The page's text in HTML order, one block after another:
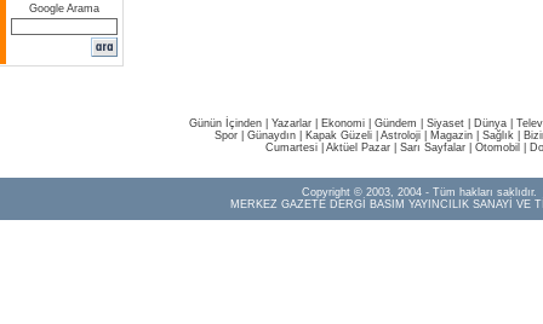
Google Arama
Günün İçinden Yazarlar Ekonomi Gündem Siyaset Dünya |
Spor
Günaydın Kapak Güzeli Astroloji Magazin Sağlık
Cumartesi| Aktüel Pazar| Sarı Sayfalar| Otomobil
Copyright © 2003, 2004 - Tüm hakları saklıdır.
MERKEZ GAZETE DERGİ BASIM YAYINCILIK SANAYİ VE